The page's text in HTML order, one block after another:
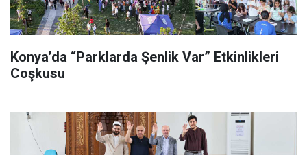
Konya’da “Parklarda Şenlik Var” Etkinlikleri
Coşkusu